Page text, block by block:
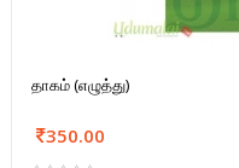
தாகம் (எழுத்து)
350.00